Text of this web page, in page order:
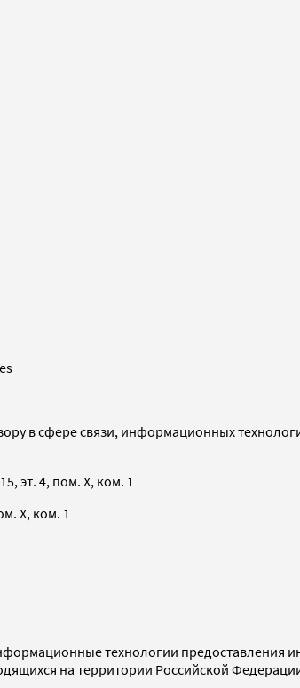
в сфере связи, информационных
эт. 4, пом. X, ком. 1
X, ком. 1
технологии предоставления
на территории Российской